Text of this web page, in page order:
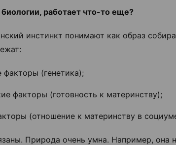
работает что-то еще?
инстинкт понимают как образ
факторы (генетика);
факторы (готовность к материнству);
(отношение к материнству в
Природа очень умна. Например, она